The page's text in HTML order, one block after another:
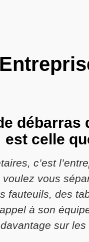
débarras
est celle
c’est
vous
fauteuils, des
à son
davantage sur